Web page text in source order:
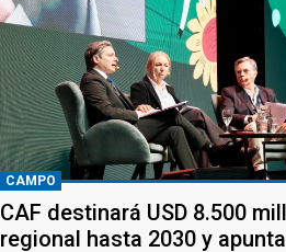
CAMPO
CAF destinará USD 8.500
regional hasta 2030 y